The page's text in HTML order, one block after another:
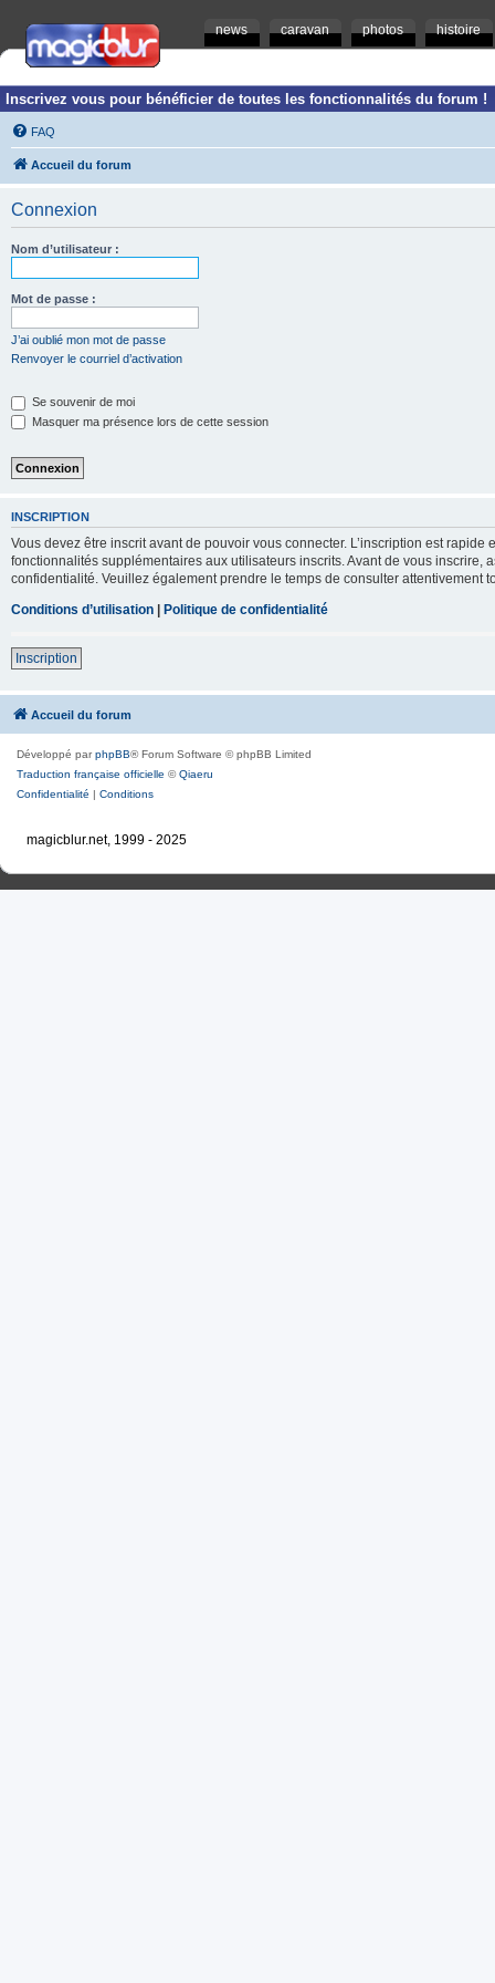
news caravan photos histoire
Inscrivez vous pour bénéficier de toutes les fonctionnalités du forum !
FAQ
Accueil du forum
Connexion
Nom d’utilisateur :
Mot de passe :
J’ai oublié mon mot de passe
Renvoyer le courriel d’activation
Se souvenir de moi
Masquer ma présence lors de cette session
INSCRIPTION
Vous devez être inscrit avant de pouvoir vous connecter. L’inscription est
fonctionnalités supplémentaires aux utilisateurs inscrits. Avant de vous inscrire,
confidentialité. Veuillez également prendre le temps de consulter attentivement
Conditions d’utilisation | Politique de confidentialité
Inscription
Accueil du forum
Développé parphpBB® Forum Software © phpBB Limited
Traduction française officielle ©Qiaeru
Confidentialité | Conditions
magicblur.net, 1999 - 2025